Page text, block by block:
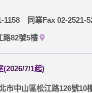
1158
同業Fax 02-2521-
路82號5樓
(2026/7/1起)
市中山區松江路126號10